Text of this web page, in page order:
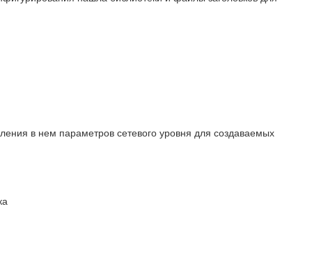
в нем параметров сетевого уровня для создаваемых